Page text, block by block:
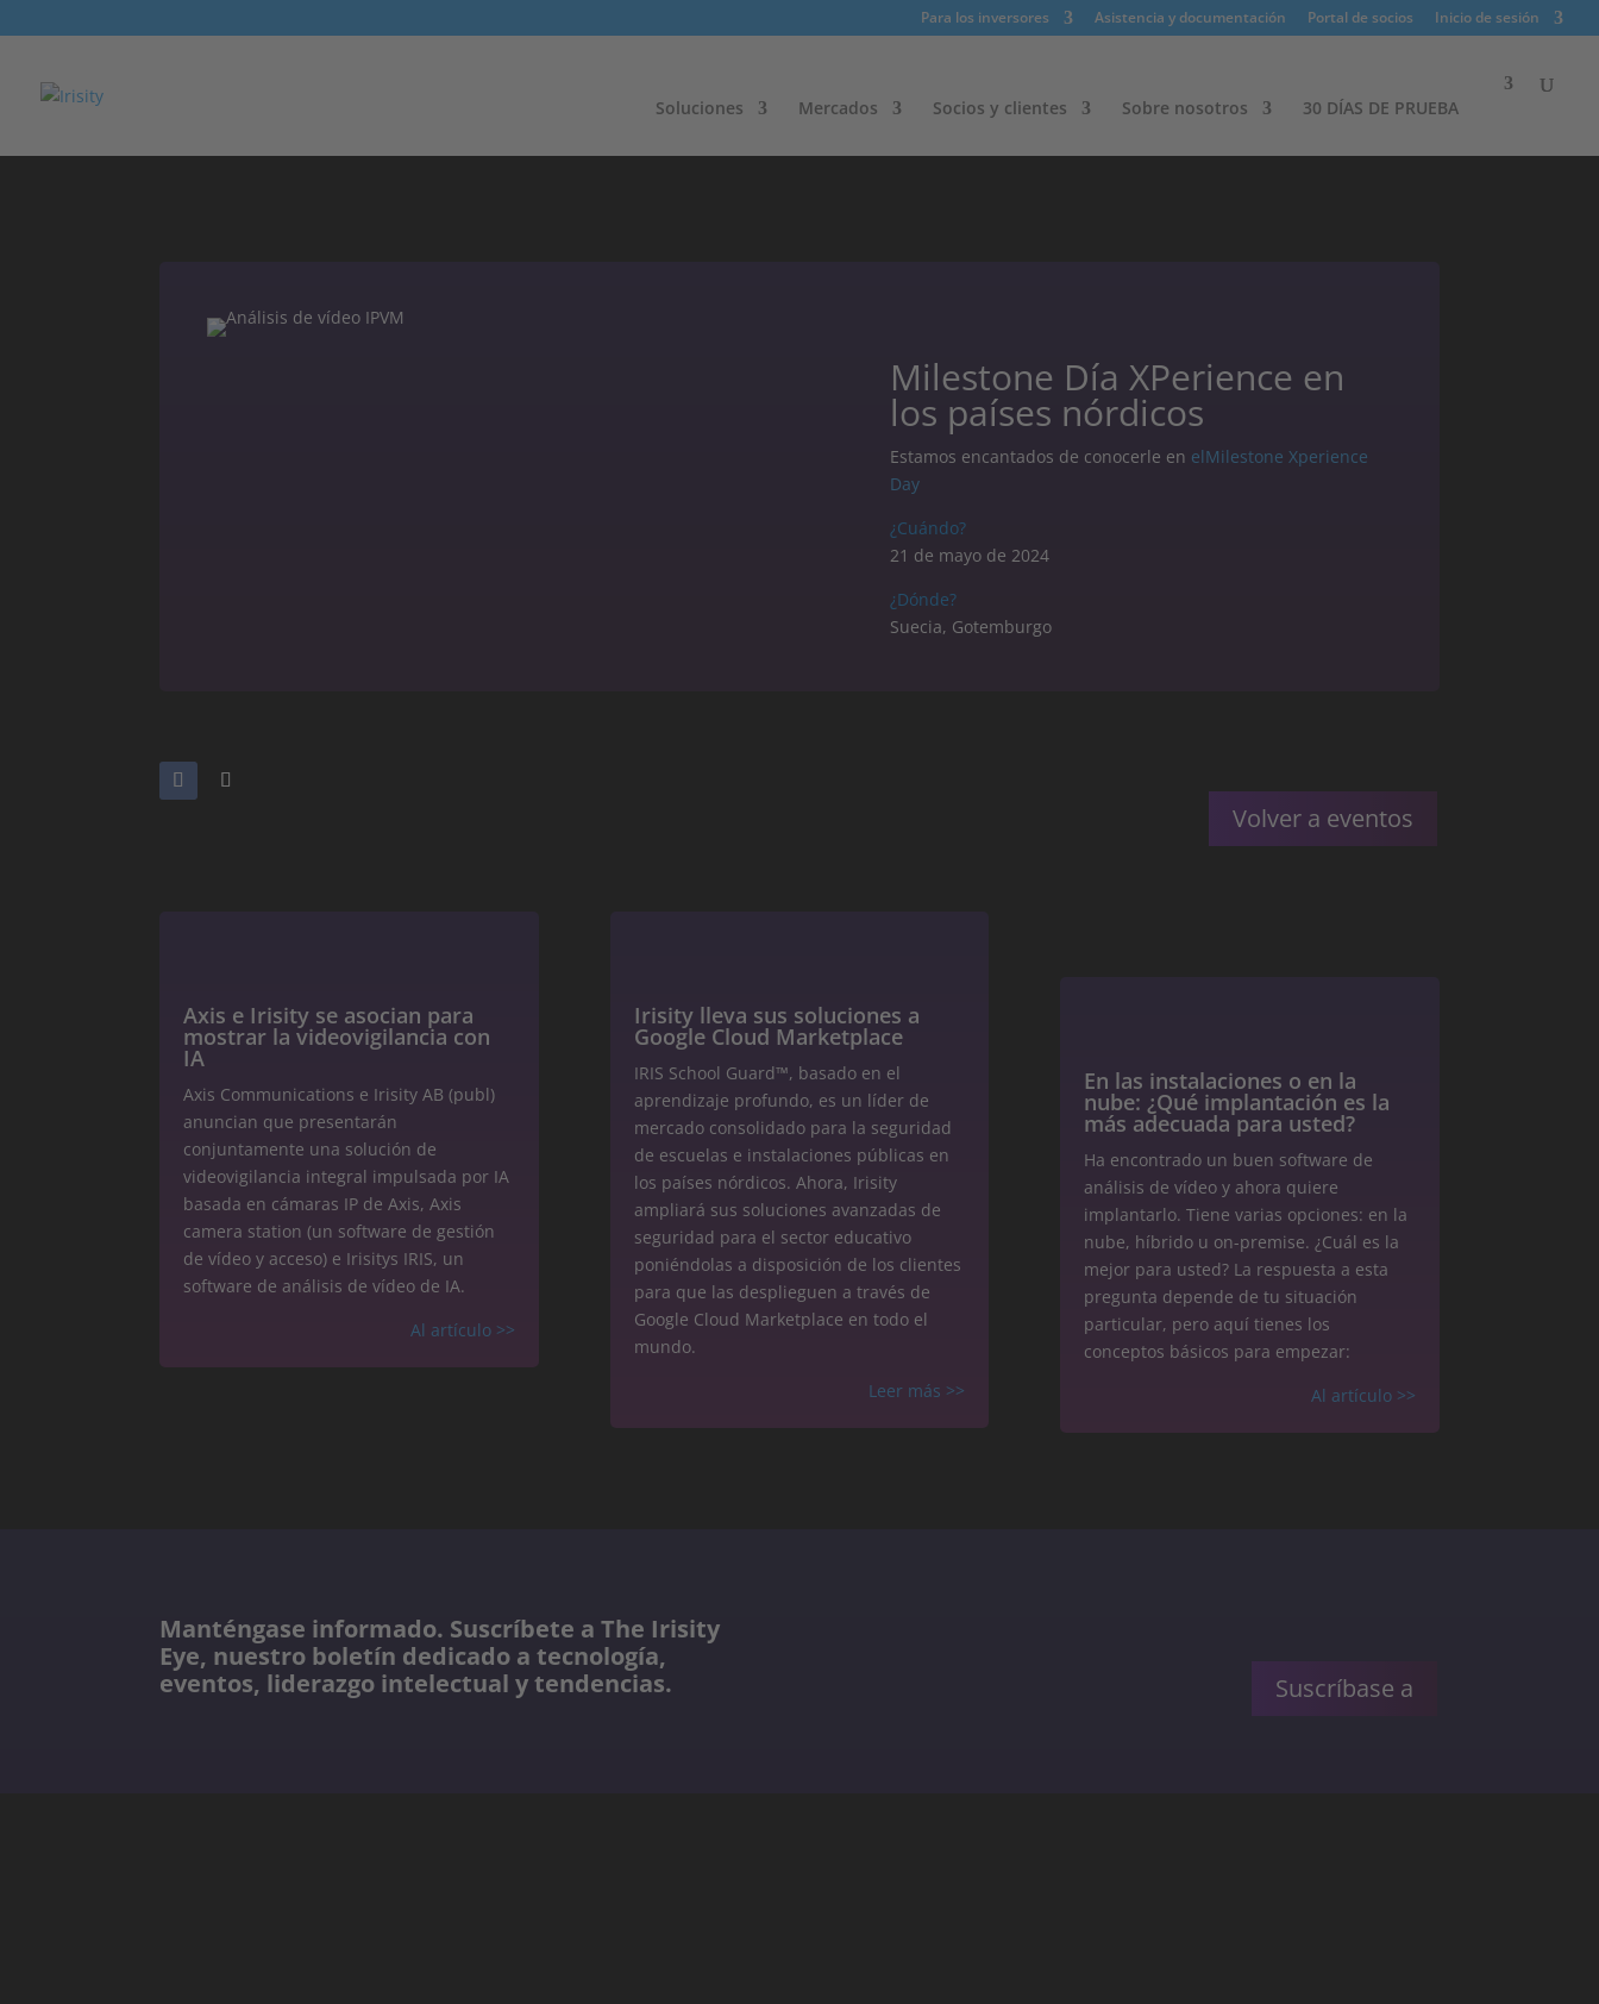
Para los inversores Asistencia y documentación Portal de socios Inicio de sesión
Soluciones Mercados Socios y clientes Sobre nosotros​ 30 DÍAS DE PRUEBA
Milestone Día XPerience en
los países nórdicos
Estamos encantados de conocerle en elMilestone Xperience
Day
¿Cuándo?
21 de mayo de 2024
¿Dónde?
Suecia, Gotemburgo
Volver a eventos
Axis e Irisity se asocian para
mostrar la videovigilancia con
IA
Axis Communications e Irisity AB (publ)
anuncian que presentarán
conjuntamente una solución de
videovigilancia integral impulsada por IA
basada en cámaras IP de Axis, Axis
camera station (un software de gestión
de vídeo y acceso) e Irisitys IRIS, un
software de análisis de vídeo de IA.
Al artículo >>
Irisity lleva sus soluciones a
Google Cloud Marketplace
IRIS School Guard™, basado en el
aprendizaje profundo, es un líder de
mercado consolidado para la seguridad
de escuelas e instalaciones públicas en
los países nórdicos. Ahora, Irisity
ampliará sus soluciones avanzadas de
seguridad para el sector educativo
poniéndolas a disposición de los clientes
para que las desplieguen a través de
Google Cloud Marketplace en todo el
mundo.
Leer más >>
En las instalaciones o en la
nube: ¿Qué implantación es la
más adecuada para usted?
Ha encontrado un buen software de
análisis de vídeo y ahora quiere
implantarlo. Tiene varias opciones: en la
nube, híbrido u on-premise. ¿Cuál es la
mejor para usted? La respuesta a esta
pregunta depende de tu situación
particular, pero aquí tienes los
conceptos básicos para empezar:
Al artículo >>
Manténgase informado. Suscríbete a The Irisity
Eye, nuestro boletín dedicado a tecnología,
eventos, liderazgo intelectual y tendencias.
Suscríbase a